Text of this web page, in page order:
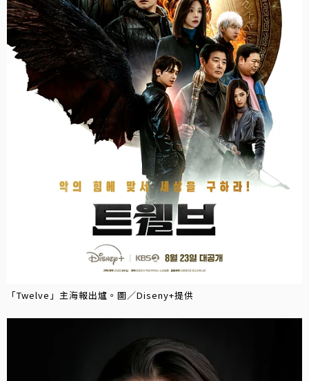
「Twelve」主海報出爐。圖／Diseny+提供